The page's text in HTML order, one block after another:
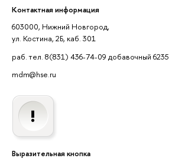
Контактная информация
603000, Нижний Новгород,
ул. Костина, 2Б, каб. 301
раб. тел. 8(831) 436-74-09 добавочный 6235
mdm@hse.ru
Выразительная кнопка